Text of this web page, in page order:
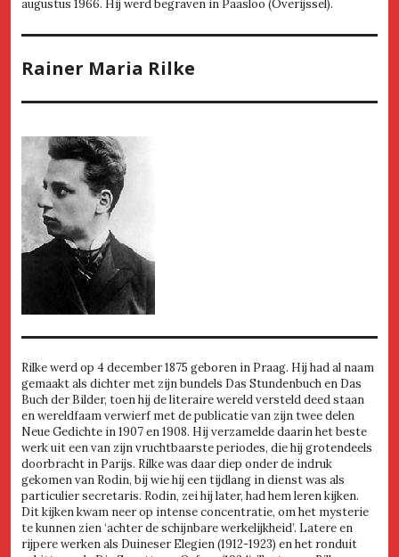
augustus 1966. Hij werd begraven in Paasloo (Overijssel).
Rainer Maria Rilke
Rilke werd op 4 december 1875 geboren in Praag. Hij had al naam
gemaakt als dichter met zijn bundels Das Stundenbuch en Das
Buch der Bilder, toen hij de literaire wereld versteld deed staan
en wereldfaam verwierf met de publicatie van zijn twee delen
Neue Gedichte in 1907 en 1908. Hij verzamelde daarin het beste
werk uit een van zijn vruchtbaarste periodes, die hij grotendeels
doorbracht in Parijs. Rilke was daar diep onder de indruk
gekomen van Rodin, bij wie hij een tijdlang in dienst was als
particulier secretaris. Rodin, zei hij later, had hem leren kijken.
Dit kijken kwam neer op intense concentratie, om het mysterie
te kunnen zien ‘achter de schijnbare werkelijkheid’. Latere en
rijpere werken als Duineser Elegien (1912-1923) en het ronduit